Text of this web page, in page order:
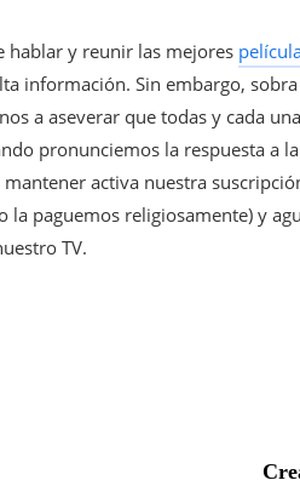
hablar y reunir las mejores
información. Sin embargo,
a aseverar que todas y cada
pronunciemos la respuesta a
activa nuestra
la paguemos religiosamente) y
TV.